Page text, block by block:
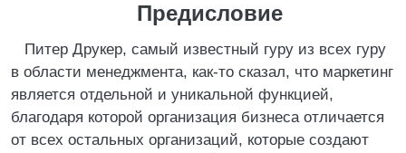
Предисловие
Питер Друкер, самый известный гуру из всех гуру
в области менеджмента, как-то сказал, что маркетинг
является отдельной и уникальной функцией,
благодаря которой организация бизнеса отличается
от всех остальных организаций, которые создают